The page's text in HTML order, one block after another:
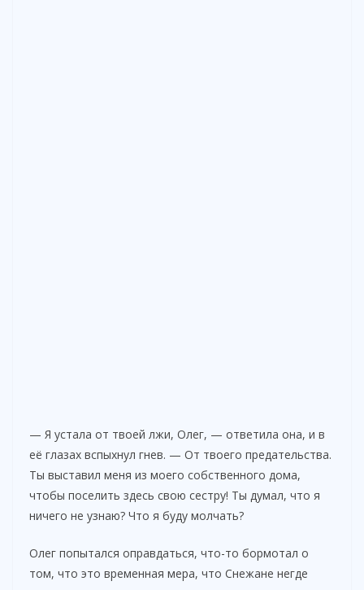
— Я устала от твоей лжи, Олег, — ответила она, и в
её глазах вспыхнул гнев. — От твоего предательства.
Ты выставил меня из моего собственного дома,
чтобы поселить здесь свою сестру! Ты думал, что я
ничего не узнаю? Что я буду молчать?
Олег попытался оправдаться, что-то бормотал о
том, что это временная мера, что Снежане негде